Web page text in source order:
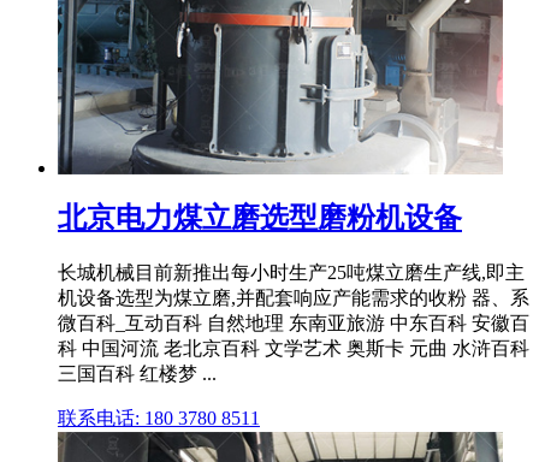
北京电力煤立磨选型磨粉机设备
长城机械目前新推出每小时生产25吨煤立磨生产线,即主
机设备选型为煤立磨,并配套响应产能需求的收粉 器、系
微百科_互动百科 自然地理 东南亚旅游 中东百科 安徽百
科 中国河流 老北京百科 文学艺术 奥斯卡 元曲 水浒百科
三国百科 红楼梦 ...
联系电话: 180 3780 8511